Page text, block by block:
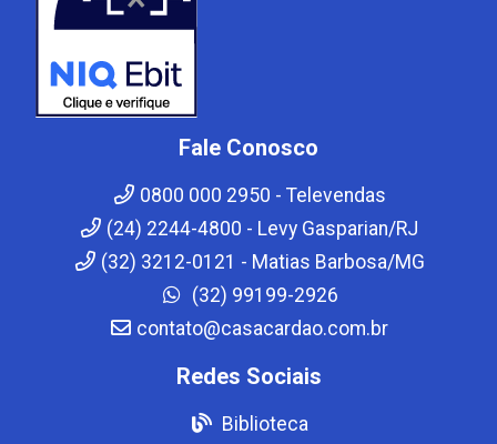
Fale Conosco
0800 000 2950 - Televendas
(24) 2244-4800 - Levy Gasparian/RJ
(32) 3212-0121 - Matias Barbosa/MG
(32) 99199-2926
contato@casacardao.com.br
Redes Sociais
Biblioteca